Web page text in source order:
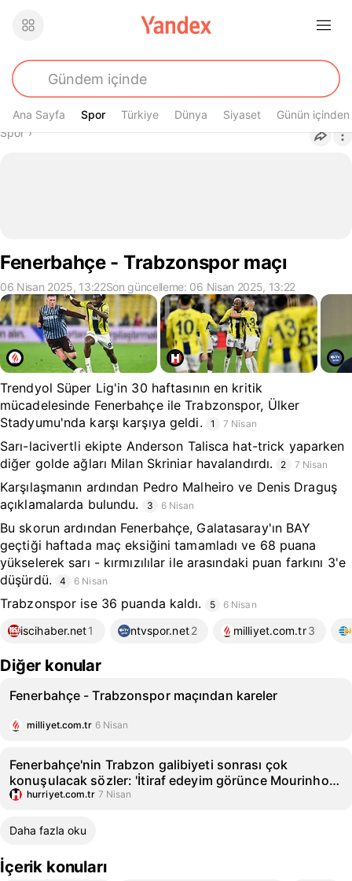
Ana Sayfa Spor
Spor Türkiye Dünya Siyaset Günün içinden
Buradasın
Spor›
Fenerbahçe - Trabzonspor maçı
06 Nisan 2025, 13:22Son güncelleme: 06 Nisan 2025, 13:22
Trendyol Süper Lig'in 30 haftasının en kritik
mücadelesinde Fenerbahçe ile Trabzonspor, Ülker
Stadyumu'nda karşı karşıya geldi.
1 7 Nisan
Sarı-lacivertli ekipte Anderson Talisca hat-trick yaparken
diğer golde ağları Milan Skriniar havalandırdı.
2 7 Nisan
Karşılaşmanın ardından Pedro Malheiro ve Denis Draguş
açıklamalarda bulundu.
3 6 Nisan
Bu skorun ardından Fenerbahçe, Galatasaray'ın BAY
geçtiği haftada maç eksiğini tamamladı ve 68 puana
yükselerek sarı - kırmızılılar ile arasındaki puan farkını 3'e
düşürdü.
4 6 Nisan
Trabzonspor ise 36 puanda kaldı. 5 6 Nisan
iscihaber.net1 ntvspor.net2 milliyet.com.tr3
Diğer konular
Fenerbahçe - Trabzonspor maçından kareler
milliyet.com.tr 6 Nisan
Fenerbahçe'nin Trabzon galibiyeti sonrası çok
konuşulacak sözler: 'İtiraf edeyim görünce Mourinho
vedalaşmak istiyor dedim'
hurriyet.com.tr 7 Nisan
Daha fazla oku
İçerik konuları